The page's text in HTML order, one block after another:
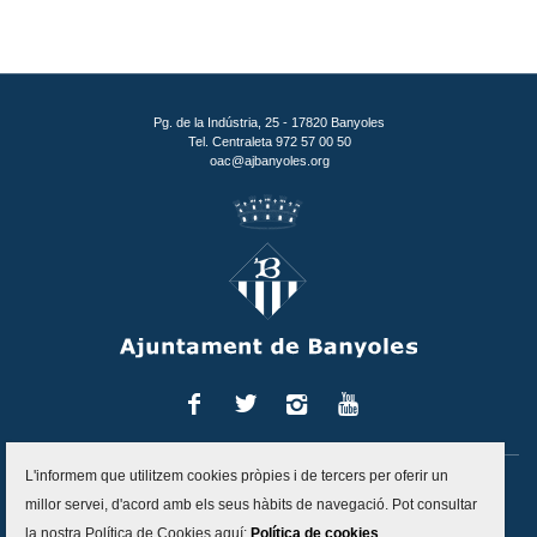
Pg. de la Indústria, 25 - 17820 Banyoles
Tel. Centraleta 972 57 00 50
oac@ajbanyoles.org
Facebook
Twitter Instagram
Inici Contacte Accessibilitat Mapa del lloc
Avís legal
Política de protecció de dades
Politica de cookies
L'informem que utilitzem cookies pròpies i de tercers per oferir un
millor servei, d'acord amb els seus hàbits de navegació. Pot consultar
la nostra Política de Cookies aquí: Política de cookies